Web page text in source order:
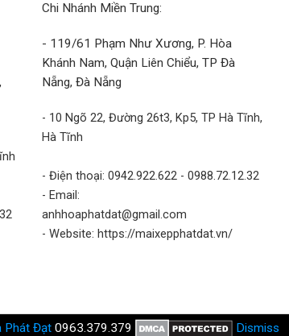
Chi Nhánh Miền Trung:
- 119/61 Phạm Như Xương, P. Hòa
Khánh Nam, Quận Liên Chiểu, TP Đà
Nẵng, Đà Nẵng
- 10 Ngõ 22, Đường 26t3, Kp5, TP Hà Tĩnh,
Hà Tĩnh
- Điện thoại: 0942.922.622 - 0988.72.12.32
- Email:
anhhoaphatdat@gmail.com
- Website: https://maixepphatdat.vn/
Phát Đạt0963.379.379 Dismiss